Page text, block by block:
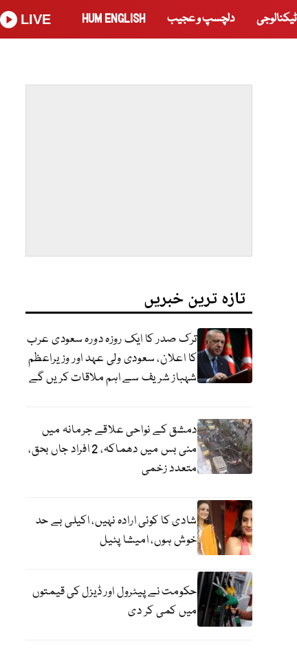
ٹیکنالوجی دلچسپ و عجیب HUM ENGLISH
LIVE
تازہ ترین خبریں
ترک صدر کا ایک روزہ دورہ سعودی عرب
کا اعلان، سعودی ولی عہد اور وزیراعظم
شہباز شریف سے اہم ملاقات کریں گے
دمشق کے نواحی علاقے جرمانہ میں
منی بس میں دھماکہ، 2 افراد جاں بحق،
متعدد زخمی
شادی کا کوئی ارادہ نہیں، اکیلی بے حد
خوش ہوں، امیشا پٹیل
حکومت نے پیٹرول اور ڈیزل کی قیمتوں
میں کمی کر دی